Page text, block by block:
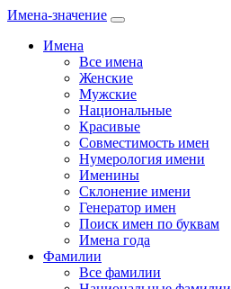
Имена-значение
Имена
Все имена
Женские
Мужские
Национальные
Красивые
Совместимость имен
Нумерология имени
Именины
Склонение имени
Генератор имен
Поиск имен по буквам
Имена года
Фамилии
Все фамилии